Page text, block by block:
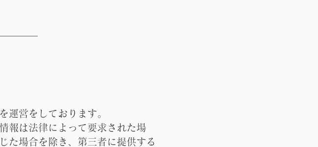
運営をしております。
報は法律によって要求された場
た場合を除き、第三者に提供する